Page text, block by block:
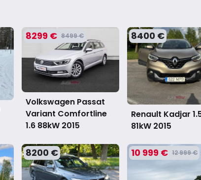
8299 € 8499 €
Volkswagen Passat
Variant Comfortline
1.6 88kW 2015
8400 €
Renault Kadjar
81kW 2015
8200 € 10 999 € 12 999 €